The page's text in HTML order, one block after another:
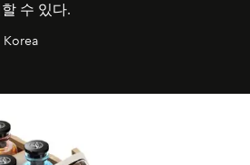
수 있다.